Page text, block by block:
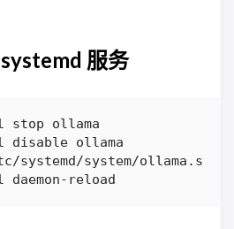
服务